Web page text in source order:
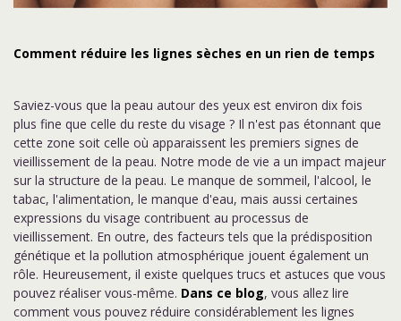
Comment réduire les lignes sèches en un rien de temps
Saviez-vous que la peau autour des yeux est environ dix fois
plus fine que celle du reste du visage ? Il n'est pas étonnant que
cette zone soit celle où apparaissent les premiers signes de
vieillissement de la peau. Notre mode de vie a un impact majeur
sur la structure de la peau. Le manque de sommeil, l'alcool, le
tabac, l'alimentation, le manque d'eau, mais aussi certaines
expressions du visage contribuent au processus de
vieillissement. En outre, des facteurs tels que la prédisposition
génétique et la pollution atmosphérique jouent également un
rôle. Heureusement, il existe quelques trucs et astuces que vous
pouvez réaliser vous-même. Dans ce blog, vous allez lire
comment vous pouvez réduire considérablement les lignes